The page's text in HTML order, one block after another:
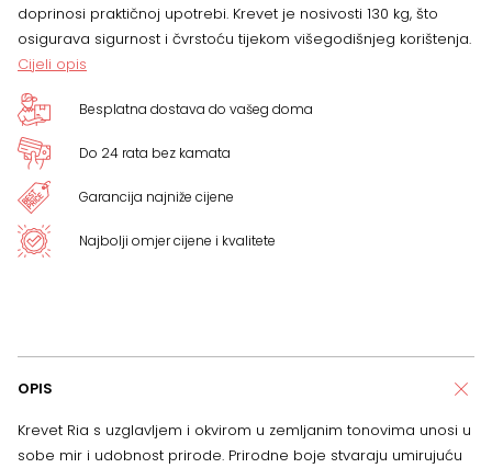
doprinosi praktičnoj upotrebi. Krevet je nosivosti 130 kg, što
osigurava sigurnost i čvrstoću tijekom višegodišnjeg korištenja.
Cijeli opis
Besplatna dostava do vašeg doma
Do 24 rata bez kamata
Garancija najniže cijene
Najbolji omjer cijene i kvalitete
OPIS
Krevet Ria s uzglavljem i okvirom u zemljanim tonovima unosi u
sobe mir i udobnost prirode. Prirodne boje stvaraju umirujuću